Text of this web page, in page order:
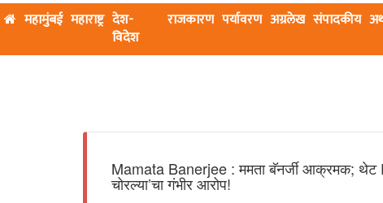
महामुंबई महाराष्ट्र देश-
विदेश
राजकारण पर्यावरण अग्रलेख संपादकीय
Mamata Banerjee : ममता बॅनर्जी आक्रमक; थेट
चोरल्या’चा गंभीर आरोप!